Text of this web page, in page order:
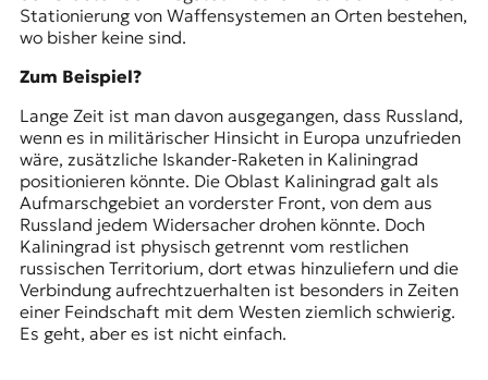
Stationierung von Waffensystemen an Orten bestehen,
wo bisher keine sind.
Zum Beispiel?
Lange Zeit ist man davon ausgegangen, dass Russland,
wenn es in militärischer Hinsicht in Europa unzufrieden
wäre, zusätzliche Iskander-Raketen in Kaliningrad
positionieren könnte. Die Oblast Kaliningrad galt als
Aufmarschgebiet an vorderster Front, von dem aus
Russland jedem Widersacher drohen könnte. Doch
Kaliningrad ist physisch getrennt vom restlichen
russischen Territorium, dort etwas hinzuliefern und die
Verbindung aufrechtzuerhalten ist besonders in Zeiten
einer Feindschaft mit dem Westen ziemlich schwierig.
Es geht, aber es ist nicht einfach.